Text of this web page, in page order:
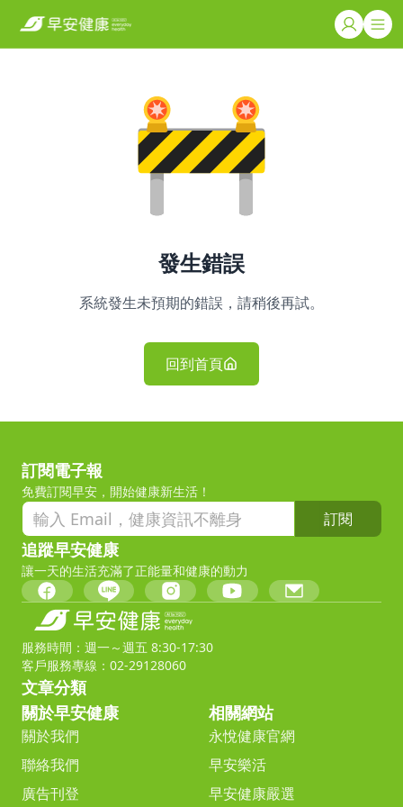
發生錯誤
系統發生未預期的錯誤，請稍後再試。
回到首頁
訂閱電子報
免費訂閱早安，開始健康新生活！
訂閱
追蹤早安健康
讓一天的生活充滿了正能量和健康的動力
服務時間：週一～週五 8:30-17:30
客戶服務專線：02-29128060
文章分類
關於早安健康
關於我們
聯絡我們
廣告刊登
相關網站
永悅健康官網
早安樂活
早安健康嚴選